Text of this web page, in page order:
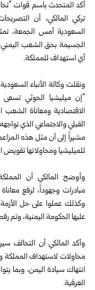
أكد المتحدث باسم قوات
تركي المالكي، أن
السعودية أمس الجمعة،
الجسيمة بحق الشعب
أي استهداف للمملكة.
ونقلت وكالة الأنباء
“إن ميليشيا الحوثي
الاقتصادية ومعاناة
القبلي والاجتماعي الذي
مشيراً إلى أن مثل هذه
للميليشيا ومحاولاتها تقويض
وأوضح المالكي أن
مبادرات وجهوداً، لرفع
وكذلك عملوا على حل
عليها الحكومة اليمنية، وتم
وأكد المالكي أن التحالف
محاولات لاستهداف المملكة
انتهاك سيادة اليمن، وبما
العرفية.